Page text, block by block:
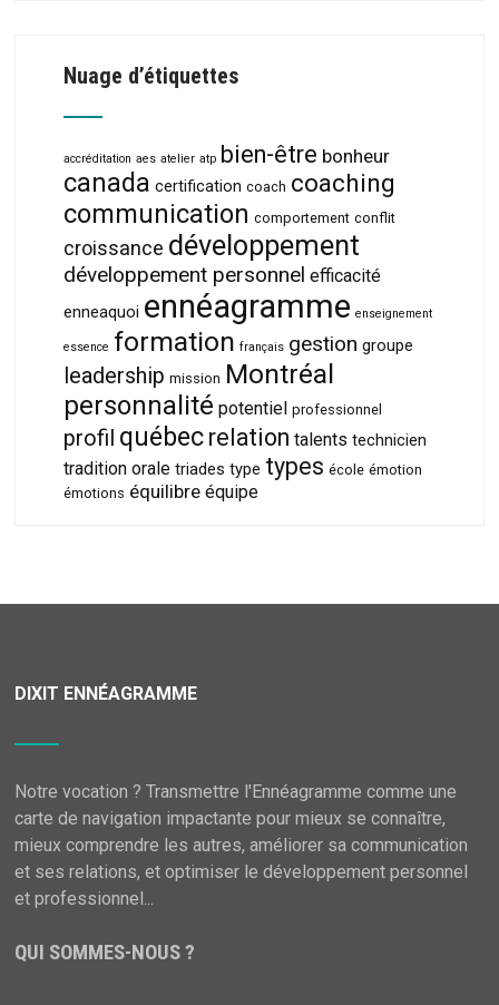
Nuage d’étiquettes
accréditation aes atelier atp bien-être bonheur
canada certification coach coaching
communication comportement conflit
croissance développement
développement personnel efficacité
enneaquoi ennéagramme enseignement
essence formation français gestion groupe
leadership mission Montréal
personnalité potentiel professionnel
profil québec relation talents technicien
tradition orale triades type types école émotion
émotions équilibre équipe
DIXIT ENNÉAGRAMME
Notre vocation ? Transmettre l'Ennéagramme comme une
carte de navigation impactante pour mieux se connaître,
mieux comprendre les autres, améliorer sa communication
et ses relations, et optimiser le développement personnel
et professionnel...
QUI SOMMES-NOUS ?